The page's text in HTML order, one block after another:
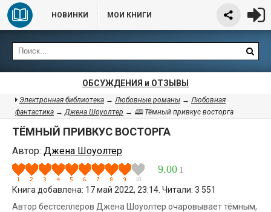
НОВИНКИ МОИ КНИГИ
ОБСУЖДЕНИЯ и ОТЗЫВЫ
Электронная библиотека →Любовные романы →Любовная
фантастика →Джена Шоуолтер → 🕮 Тёмный привкус восторга
ТЁМНЫЙ ПРИВКУС ВОСТОРГА
Автор: Джена Шоуолтер
9.00 1
Книга добавлена: 17 май 2022, 23:14. Читали: 3 551
Автор бестселлеров Джена Шоуолтер очаровывает тёмным,